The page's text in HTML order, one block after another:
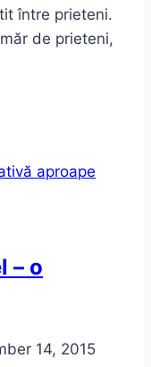
între prieteni.
de prieteni,
– o
14, 2015